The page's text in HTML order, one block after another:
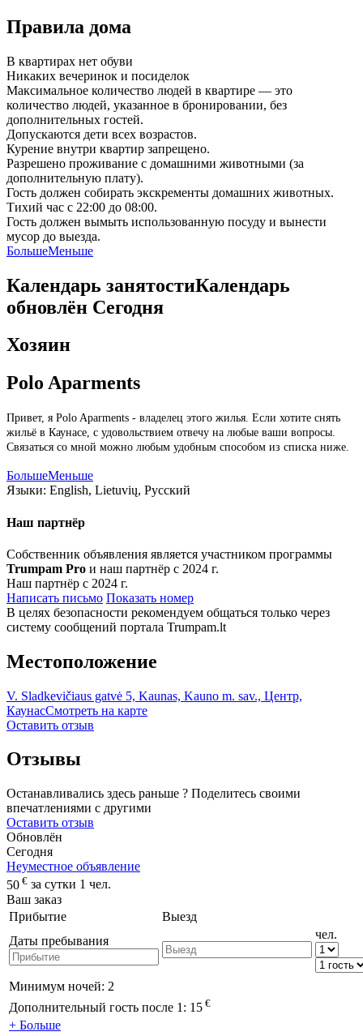
Правила дома
В квартирах нет обуви
Никаких вечеринок и посиделок
Максимальное количество людей в квартире — это
количество людей, указанное в бронировании, без
дополнительных гостей.
Допускаются дети всех возрастов.
Курение внутри квартир запрещено.
Разрешено проживание с домашними животными (за
дополнительную плату).
Гость должен собирать экскременты домашних животных.
Тихий час с 22:00 до 08:00.
Гость должен вымыть использованную посуду и вынести
мусор до выезда.
БольшеМеньше
Календарь занятостиКалендарь
обновлён Сегодня
Хозяин
Polo Aparments
Привет, я Polo Aparments - владелец этого жилья. Если хотите снять
жильё в Каунасе, с удовольствием отвечу на любые ваши вопросы.
Связаться со мной можно любым удобным способом из списка ниже.
БольшеМеньше
Языки: English, Lietuvių, Русский
Наш партнёр
Собственник объявления является участником программы
Trumpam Pro и наш партнёр с 2024 г.
Наш партнёр с 2024 г.
Написать письмо Показать номер
В целях безопасности рекомендуем общаться только через
систему сообщений портала Trumpam.lt
Местоположение
V. Sladkevičiaus gatvė 5, Kaunas, Kauno m. sav., Центр,
КаунасСмотреть на карте
Оставить отзыв
Отзывы
Останавливались здесь раньше ? Поделитесь своими
впечатлениями с другими
Оставить отзыв
Обновлён
Сегодня
Неуместное объявление
50 € за сутки 1 чел.
Ваш заказ
Прибытие
Выезд
Даты пребывания
чел.
Минимум ночей: 2
Дополнительный гость после 1: 15 €
+ Больше